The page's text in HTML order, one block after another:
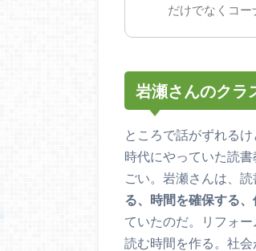
だけでなくコー
岩瀬さんのクラ
ところで話がずれる
時代にやっていた読
ごい。岩瀬さんは、
る、時間を確保する
ていたのだ。リフォ
読む時間を作る。社